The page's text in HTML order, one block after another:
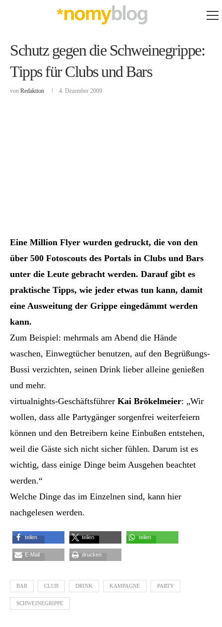
Schutz gegen die Schweinegrippe:
Tipps für Clubs und Bars
von Redaktion 4. Dezember 2009
Eine Million Flyer wurden gedruckt, die von den
über 500 Fotoscouts des Portals in Clubs und Bars
unter die Leute gebracht werden. Darauf gibt es
praktische Tipps, wie jeder etwas tun kann, damit
eine Ausweitung der Grippe eingedämmt werden
kann.
Zum Beispiel: mehrmals am Abend die Hände
waschen, Einwegtücher benutzen, auf den Begrüßungs-
Bussi verzichten, seinen Drink lieber alleine genießen
und mehr.
virtualnights-Geschäftsführer Kai Brökelmeier: „Wir
wollen, dass alle Partygänger sorgenfrei weiterfeiern
können und den Betreibern keine Einbußen entstehen,
weil die Gäste sich nicht sicher fühlen. Darum ist es
wichtig, dass einige Dinge beim Ausgehen beachtet
werden.“
Welche Dinge das im Einzelnen sind, kann hier
nachgelesen werden.
teilen teilen teilen
E-Mail drucken
BAR CLUB DRINK KAMPAGNE PARTY
SCHWEINEGRIPPE